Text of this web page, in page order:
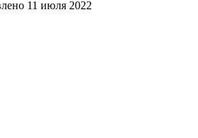
11 июля 2022